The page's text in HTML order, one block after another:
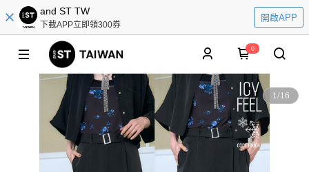
and ST TW
下載APP立即領300券
開啟APP
0
1/16